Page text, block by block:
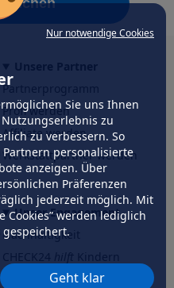
Nur notwendige Cookies
Sie uns Ihnen
zu
zu verbessern. So
personalisierte
anzeigen. Über
Präferenzen
jederzeit möglich. Mit
Cookies” werden lediglich
Geht klar
Partnerprogramm
Profi werden
Affiliate werden
Werkstattpartner werden
Unser Engagement
Nachhaltigkeit
CHECK24hilftder Natur